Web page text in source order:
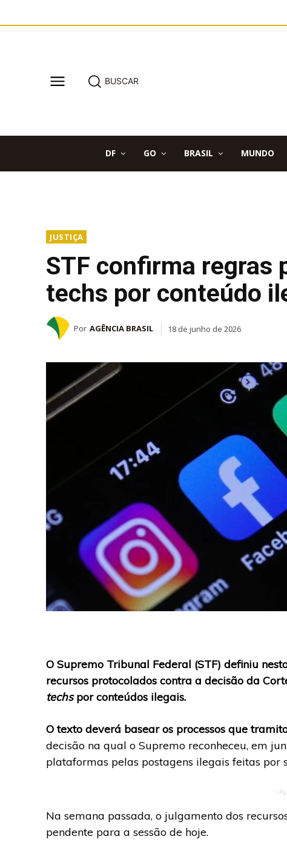
BUSCAR
DF GO BRASIL MUNDO
JUSTIÇA
STF confirma regras
techs por conteúdo
Por AGÊNCIA BRASIL 18 de junho de 2026
O Supremo Tribunal Federal (STF) definiu
recursos protocolados contra a decisão da
techspor conteúdos ilegais.
O texto deverá basear os processos que
decisão na qual o Supremo reconheceu, em
plataformas pelas postagens ilegais feitas por
-
Na semana passada, o julgamento dos
pendente para a sessão de hoje.